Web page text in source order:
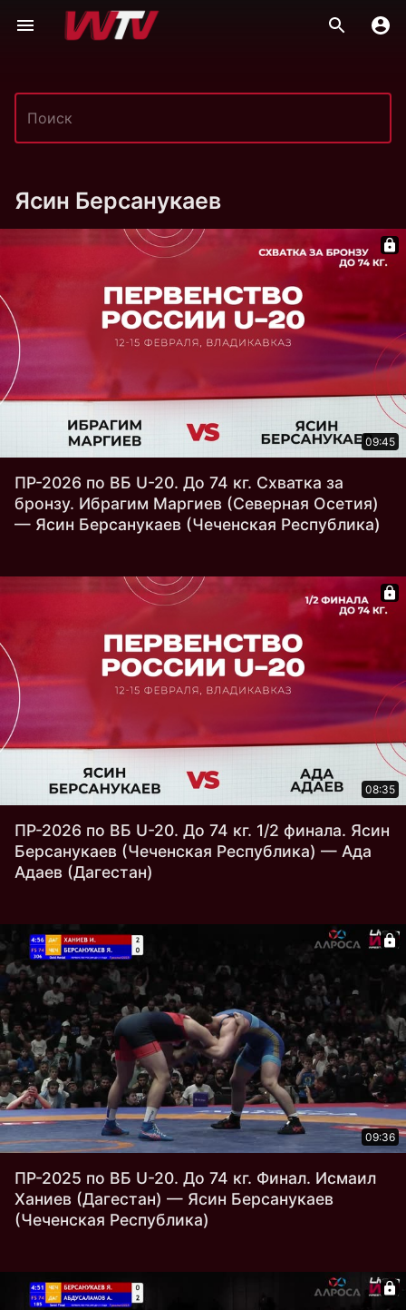
Ясин Берсанукаев
09:45
ПР-2026 по ВБ U-20. До 74 кг. Схватка за
бронзу. Ибрагим Маргиев (Северная Осетия)
— Ясин Берсанукаев (Чеченская Республика)
08:35
ПР-2026 по ВБ U-20. До 74 кг. 1/2 финала. Ясин
Берсанукаев (Чеченская Республика) — Ада
Адаев (Дагестан)
09:36
ПР-2025 по ВБ U-20. До 74 кг. Финал. Исмаил
Ханиев (Дагестан) — Ясин Берсанукаев
(Чеченская Республика)